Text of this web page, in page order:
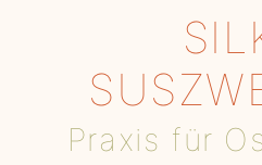
Praxis für